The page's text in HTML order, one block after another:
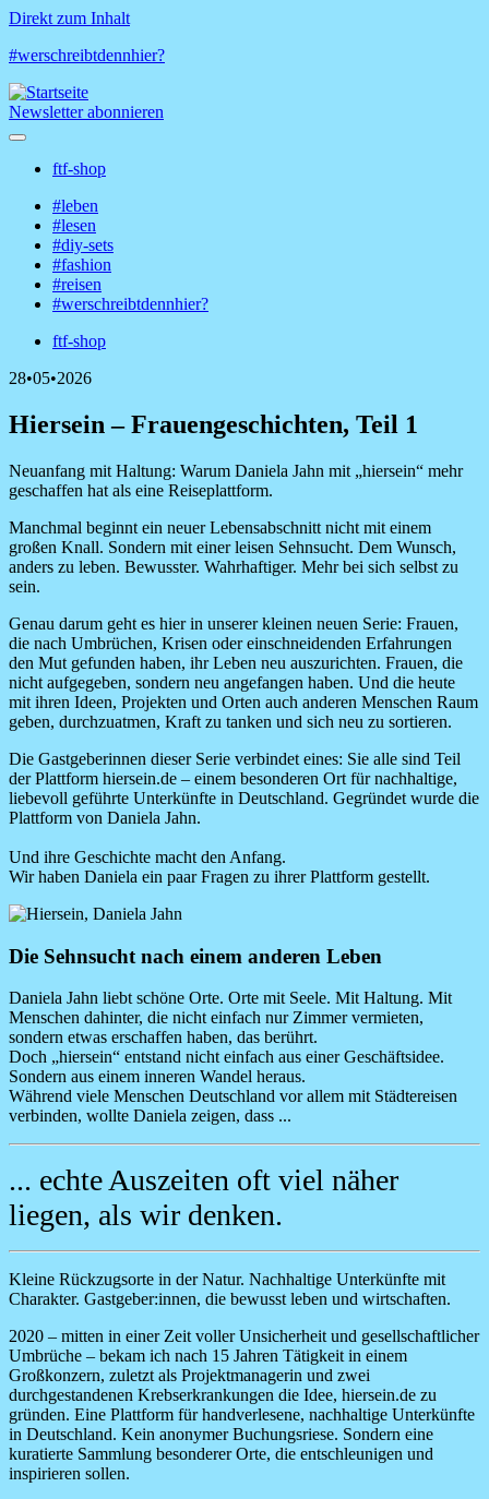
Direkt zum Inhalt
#werschreibtdennhier?
Newsletter abonnieren
Menü
ftf-shop
Hauptnavigation
#leben
#lesen
#diy-sets
#fashion
#reisen
#werschreibtdennhier?
Menü
ftf-shop
28•05•2026
Hiersein – Frauengeschichten, Teil 1
Neuanfang mit Haltung: Warum Daniela Jahn mit „hiersein“ mehr
geschaffen hat als eine Reiseplattform.
Manchmal beginnt ein neuer Lebensabschnitt nicht mit einem
großen Knall. Sondern mit einer leisen Sehnsucht. Dem Wunsch,
anders zu leben. Bewusster. Wahrhaftiger. Mehr bei sich selbst zu
sein.
Genau darum geht es hier in unserer kleinen neuen Serie: Frauen,
die nach Umbrüchen, Krisen oder einschneidenden Erfahrungen
den Mut gefunden haben, ihr Leben neu auszurichten. Frauen, die
nicht aufgegeben, sondern neu angefangen haben. Und die heute
mit ihren Ideen, Projekten und Orten auch anderen Menschen Raum
geben, durchzuatmen, Kraft zu tanken und sich neu zu sortieren.
Die Gastgeberinnen dieser Serie verbindet eines: Sie alle sind Teil
der Plattform hiersein.de – einem besonderen Ort für nachhaltige,
liebevoll geführte Unterkünfte in Deutschland. Gegründet wurde die
Plattform von Daniela Jahn.
Und ihre Geschichte macht den Anfang.
Wir haben Daniela ein paar Fragen zu ihrer Plattform gestellt.
Image
Die Sehnsucht nach einem anderen Leben
Daniela Jahn liebt schöne Orte. Orte mit Seele. Mit Haltung. Mit
Menschen dahinter, die nicht einfach nur Zimmer vermieten,
sondern etwas erschaffen haben, das berührt.
Doch „hiersein“ entstand nicht einfach aus einer Geschäftsidee.
Sondern aus einem inneren Wandel heraus.
Während viele Menschen Deutschland vor allem mit Städtereisen
verbinden, wollte Daniela zeigen, dass ...
... echte Auszeiten oft viel näher
liegen, als wir denken.
Kleine Rückzugsorte in der Natur. Nachhaltige Unterkünfte mit
Charakter. Gastgeber:innen, die bewusst leben und wirtschaften.
2020 – mitten in einer Zeit voller Unsicherheit und gesellschaftlicher
Umbrüche – bekam ich nach 15 Jahren Tätigkeit in einem
Großkonzern, zuletzt als Projektmanagerin und zwei
durchgestandenen Krebserkrankungen die Idee, hiersein.de zu
gründen. Eine Plattform für handverlesene, nachhaltige Unterkünfte
in Deutschland. Kein anonymer Buchungsriese. Sondern eine
kuratierte Sammlung besonderer Orte, die entschleunigen und
inspirieren sollen.